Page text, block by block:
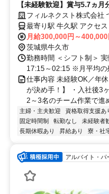
【未経験歓迎】賞与5.7ヵ月
フィルネクスト株式会社
最寄り駅 牛
月給300,000円～400,000
茨城県牛久市
勤務時間 ＜シフト制＞
17:15～02:15 ※月平均の
仕事内容 未経験OK／年
が決め手！】 ・入社後3
2～3名のチーム作業で進
主婦・主夫歓迎 資格取得支援あ
固定時間制
転勤なし 未経験者
長期休暇あり
昇給あり 寮・社
アルバイト・パ